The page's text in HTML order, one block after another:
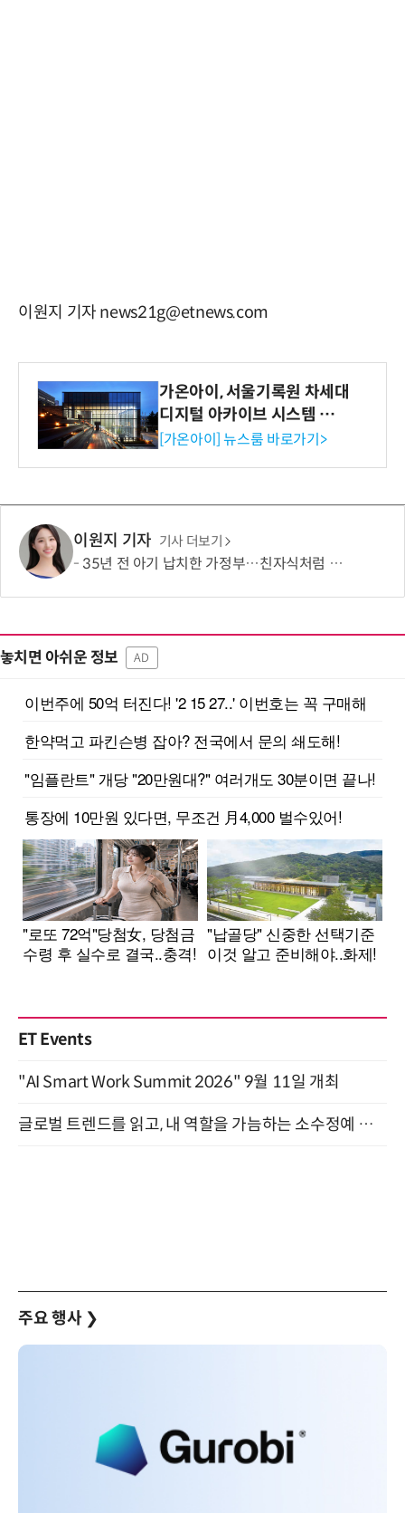
이원지 기자 news21g@etnews.com
가온아이, 서울기록원 차세대
디지털 아카이브 시스템 구축
수행
[가온아이] 뉴스룸 바로가기>
이원지 기자 기사 더보기
35년 전 아기 납치한 가정부…친자식처럼 키워서? '징역 3년' 논란
놓치면 아쉬운 정보 AD
ET Events
"AI Smart Work Summit 2026" 9월 11일 개최
글로벌 트렌드를 읽고, 내 역할을 가늠하는 소수정예 실습 워크숍 (8/28)
주요 행사 ❯